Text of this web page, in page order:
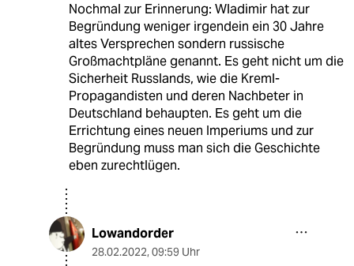
Nochmal zur Erinnerung: Wladimir hat zur
Begründung weniger irgendein ein 30 Jahre
altes Versprechen sondern russische
Großmachtpläne genannt. Es geht nicht um die
Sicherheit Russlands, wie die Kreml-
Propagandisten und deren Nachbeter in
Deutschland behaupten. Es geht um die
Errichtung eines neuen Imperiums und zur
Begründung muss man sich die Geschichte
eben zurechtlügen.
Lowandorder
28.02.2022, 09:59 Uhr